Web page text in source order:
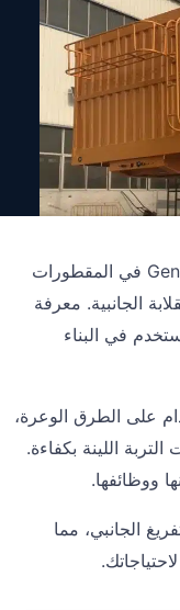
تتخصص شركة Genron International Trade في المقطورات
الجانبية. معرفة
في البناء
على الطرق الوعرة،
اللينة بكفاءة.
ووظائفها.
الجانبي، مما